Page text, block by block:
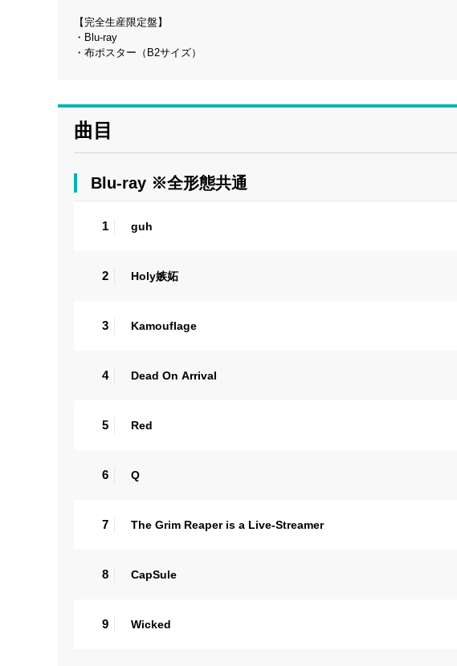
【完全生産限定盤】
・Blu-ray
・布ポスター（B2サイズ）
曲目
Blu-ray ※全形態共通
1 guh
2 Holy嫉妬
3 Kamouflage
4 Dead On Arrival
5 Red
6 Q
7 The Grim Reaper is a Live-Streamer
8 CapSule
9 Wicked